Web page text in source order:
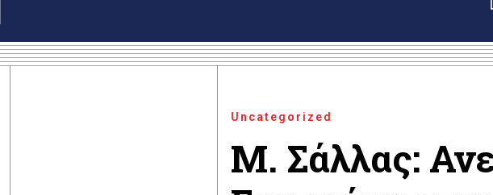
Uncategorized
M. Σάλλας: